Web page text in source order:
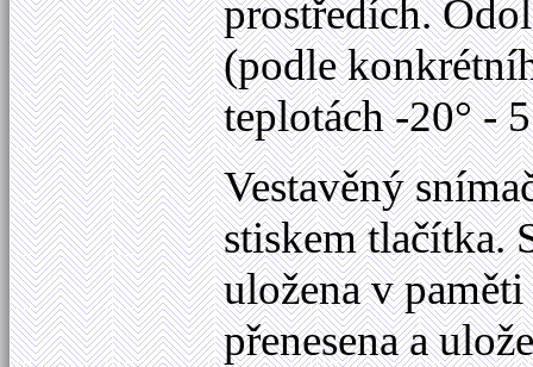
prostředích.
(podle
teplotách -20° -
Vestavěný
stiskem tlačítka.
uložena v
přenesena a